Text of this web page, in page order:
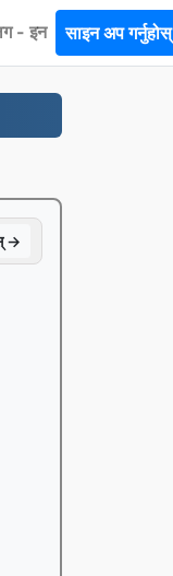
- इन साइन अप गर्नुहोस्
→